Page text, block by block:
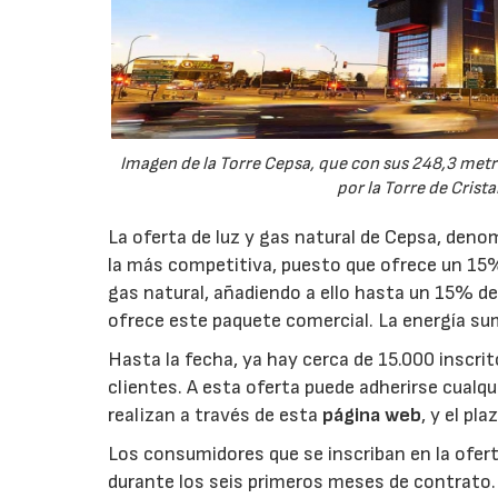
Imagen de la Torre Cepsa, que con sus 248,3
por la Torre de
La oferta de luz y gas natural de Cepsa,
la más competitiva, puesto que ofrece un
gas natural, añadiendo a ello hasta un 15%
ofrece este paquete comercial. La energía
Hasta la fecha, ya hay cerca de 15.000
clientes. A esta oferta puede adherirse
realizan a través de esta página web, y el
Los consumidores que se inscriban en la
durante los seis primeros meses de